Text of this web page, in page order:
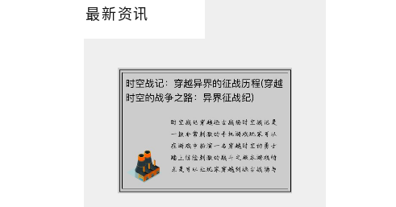
最新资讯